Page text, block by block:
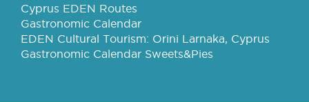
Cyprus EDEN Routes
Gastronomic Calendar
EDEN Cultural Tourism: Orini Larnaka, Cyprus
Gastronomic Calendar Sweets&Pies